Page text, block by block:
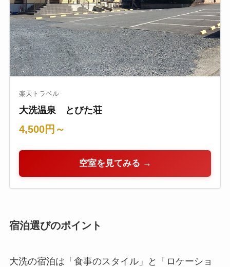
楽天トラベル
大洗温泉 とびた荘
4,500円～
空室を見てみる →
宿泊選びのポイント
大洗の宿泊は「食事のスタイル」と「ロケーショ